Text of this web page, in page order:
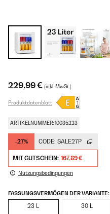
229,99 € (inkl. MwSt.)
Produktdatenblatt
ARTIKELNUMMER: 10035223
-27% CODE: SALE27P
MIT GUTSCHEIN: 167,89 €
Nutzungsbedingungen
FASSUNGSVERMÖGEN DER VARIANTE:
23 L 30 L